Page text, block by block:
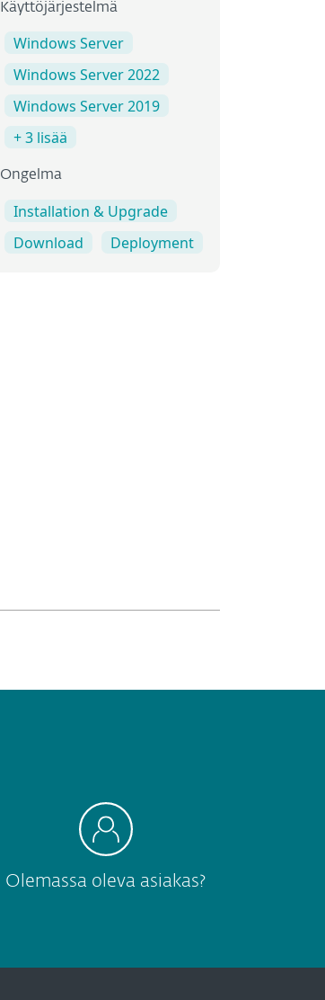
Käyttöjärjestelmä
Windows Server
Windows Server 2022
Windows Server 2019
+ 3 lisää
Ongelma
Installation & Upgrade
Download
Deployment
Olemassa oleva asiakas?